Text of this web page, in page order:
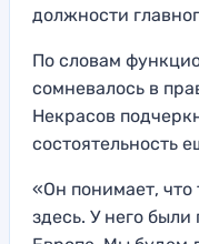
должности
По словам
сомневалось в
Некрасов
состоятельность
«Он понимает, что
здесь. У него